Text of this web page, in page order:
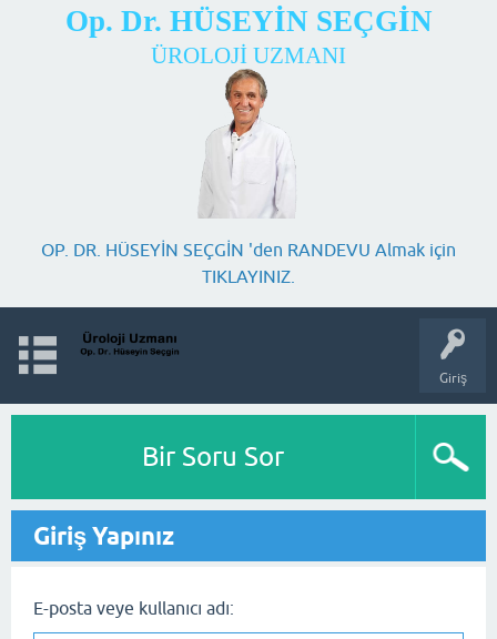
Op. Dr. HÜSEYİN SEÇGİN
ÜROLOJİ UZMANI
OP. DR. HÜSEYİN SEÇGİN 'den RANDEVU Almak için
TIKLAYINIZ.
Giriş
Bir Soru Sor
Giriş Yapınız
E-posta veye kullanıcı adı: